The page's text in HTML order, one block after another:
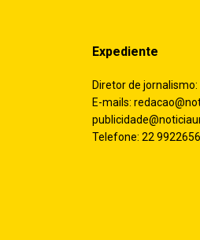
Expediente
Diretor de jornalismo:
E-mails:
Telefone: 22